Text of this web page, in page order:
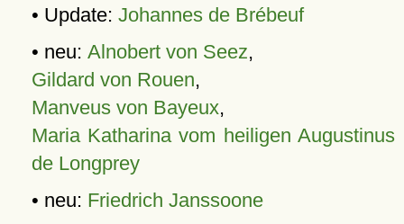
• Update: Johannes de Brébeuf
• neu: Alnobert von Seez,
Gildard von Rouen,
Manveus von Bayeux,
Maria Katharina vom heiligen Augustinus
de Longprey
• neu: Friedrich Janssoone